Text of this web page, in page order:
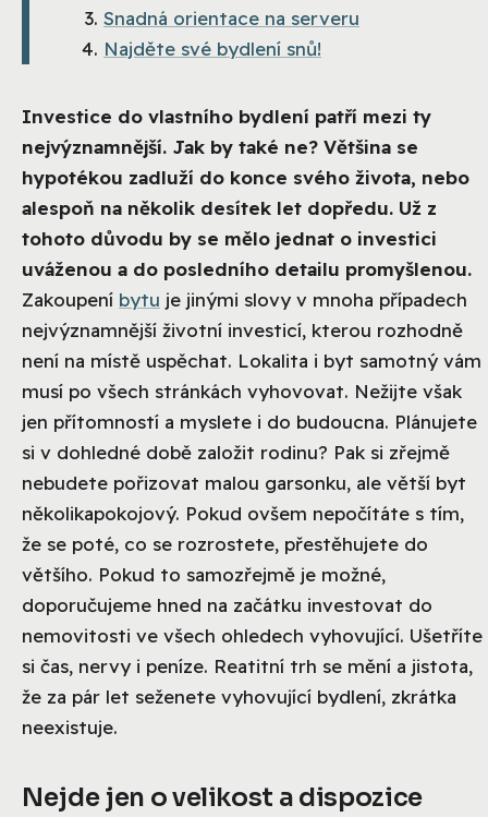
Snadná orientace na serveru
Najděte své bydlení snů!
Investice do vlastního bydlení patří mezi ty
nejvýznamnější. Jak by také ne? Většina se
hypotékou zadluží do konce svého života, nebo
alespoň na několik desítek let dopředu. Už z
tohoto důvodu by se mělo jednat o investici
uváženou a do posledního detailu promyšlenou.
Zakoupení bytu je jinými slovy v mnoha případech
nejvýznamnější životní investicí, kterou rozhodně
není na místě uspěchat. Lokalita i byt samotný vám
musí po všech stránkách vyhovovat. Nežijte však
jen přítomností a myslete i do budoucna. Plánujete
si v dohledné době založit rodinu? Pak si zřejmě
nebudete pořizovat malou garsonku, ale větší byt
několikapokojový. Pokud ovšem nepočítáte s tím,
že se poté, co se rozrostete, přestěhujete do
většího. Pokud to samozřejmě je možné,
doporučujeme hned na začátku investovat do
nemovitosti ve všech ohledech vyhovující. Ušetříte
si čas, nervy i peníze. Reatitní trh se mění a jistota,
že za pár let seženete vyhovující bydlení, zkrátka
neexistuje.
Nejde jen o velikost a dispozice